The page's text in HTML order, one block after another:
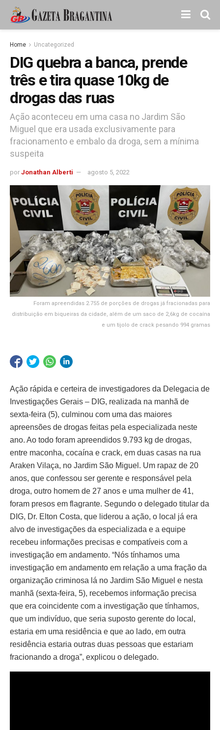
Home Uncategorized
DIG quebra a banca, prende
três e tira quase 10kg de
drogas das ruas
Ação aconteceu em uma casa no Jardim São
Miguel que era usada exclusivamente para
fracionamento e embalo da droga, sem a mínima
suspeita
por Jonathan Alberti agosto 5, 2022
Foram apreendidas 2.755 de porções de drogas já fracionadas para
distribuição em biqueiras da cidade, além de um saco de 2,6kg de cocaína
e um tijolo de crack pesando 994 gramas
Ação rápida e certeira de investigadores da Delegacia de
Investigações Gerais – DIG, realizada na manhã de
sexta-feira (5), culminou com uma das maiores
apreensões de drogas feitas pela especializada neste
ano. Ao todo foram apreendidos 9.793 kg de drogas,
entre maconha, cocaína e crack, em duas casas na rua
Araken Vilaça, no Jardim São Miguel. Um rapaz de 20
anos, que confessou ser gerente e responsável pela
droga, outro homem de 27 anos e uma mulher de 41,
foram presos em flagrante. Segundo o delegado titular da
DIG, Dr. Elton Costa, que liderou a ação, o local já era
alvo de investigações da especializada e a equipe
recebeu informações precisas e compatíveis com a
investigação em andamento. “Nós tínhamos uma
investigação em andamento em relação a uma fração da
organização criminosa lá no Jardim São Miguel e nesta
manhã (sexta-feira, 5), recebemos informação precisa
que era coincidente com a investigação que tínhamos,
que um indivíduo, que seria suposto gerente do local,
estaria em uma residência e que ao lado, em outra
residência estaria outras duas pessoas que estariam
fracionando a droga”, explicou o delegado.